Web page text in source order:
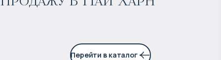
Перейти в каталог